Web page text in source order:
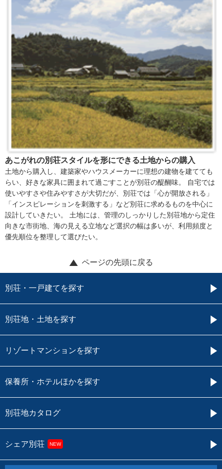
あこがれの別荘スタイルを形にできる土地からの購入
土地から購入し、建築家やハウスメーカーに理想の建物を建てても
らい、好きな家具に囲まれて過ごすことが別荘の醍醐味。 自宅では
使いやすさや住みやすさが大切だが、別荘では「心が開放される」
「インスピレーションを刺激する」など別荘に求めるものを中心に
設計していきたい。 土地には、管理のしっかりした別荘地から定住
向きな市街地、海の見える立地など選択の幅は多いが、利用頻度と
優先順位を整理して選びたい。
ページの先頭に戻る
別荘・一戸建てを探す
別荘地・土地を探す
リゾートマンションを探す
保養所・ホテルほかを探す
別荘地カタログ
シェア別荘 NEW